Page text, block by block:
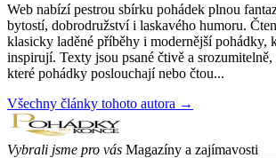
Web nabízí pestrou sbírku pohádek plnou
bytostí, dobrodružství i laskavého humoru.
klasicky laděné příběhy i modernější pohádky,
inspirují. Texty jsou psané čtivě a srozumitelně,
které pohádky poslouchají nebo čtou...
Všechny články tohoto autora →
Vybrali jsme pro vás Magazíny a zajímavosti